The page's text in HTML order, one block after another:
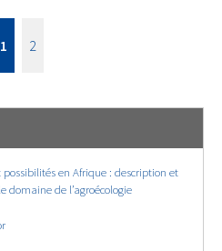
1 2
en Afrique : description et
domaine de l’agroécologie